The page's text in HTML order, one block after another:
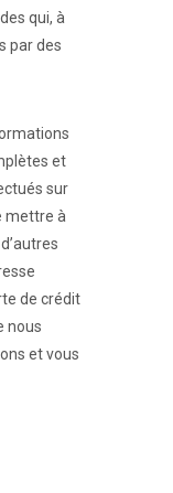
qui, à
par des
et
sur
mettre à
de crédit
nous
et vous